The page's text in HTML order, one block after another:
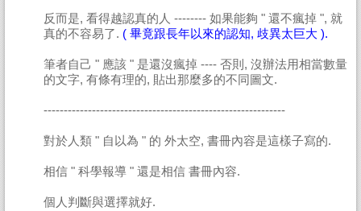
反而是, 看得越認真的人 -------- 如果能夠 " 還不瘋掉 ", 就
真的不容易了. ( 畢竟跟長年以來的認知, 歧異太巨大 ).
筆者自己 " 應該 " 是還沒瘋掉 ---- 否則, 沒辦法用相當數量
的文字, 有條有理的, 貼出那麼多的不同圖文.
------------------------------------------------------------
對於人類 " 自以為 " 的 外太空, 書冊內容是這樣子寫的.
相信 " 科學報導 " 還是相信 書冊內容.
個人判斷與選擇就好.